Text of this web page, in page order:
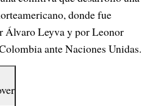
donde fue
Álvaro Leyva y por Leonor
ante Naciones Unidas.